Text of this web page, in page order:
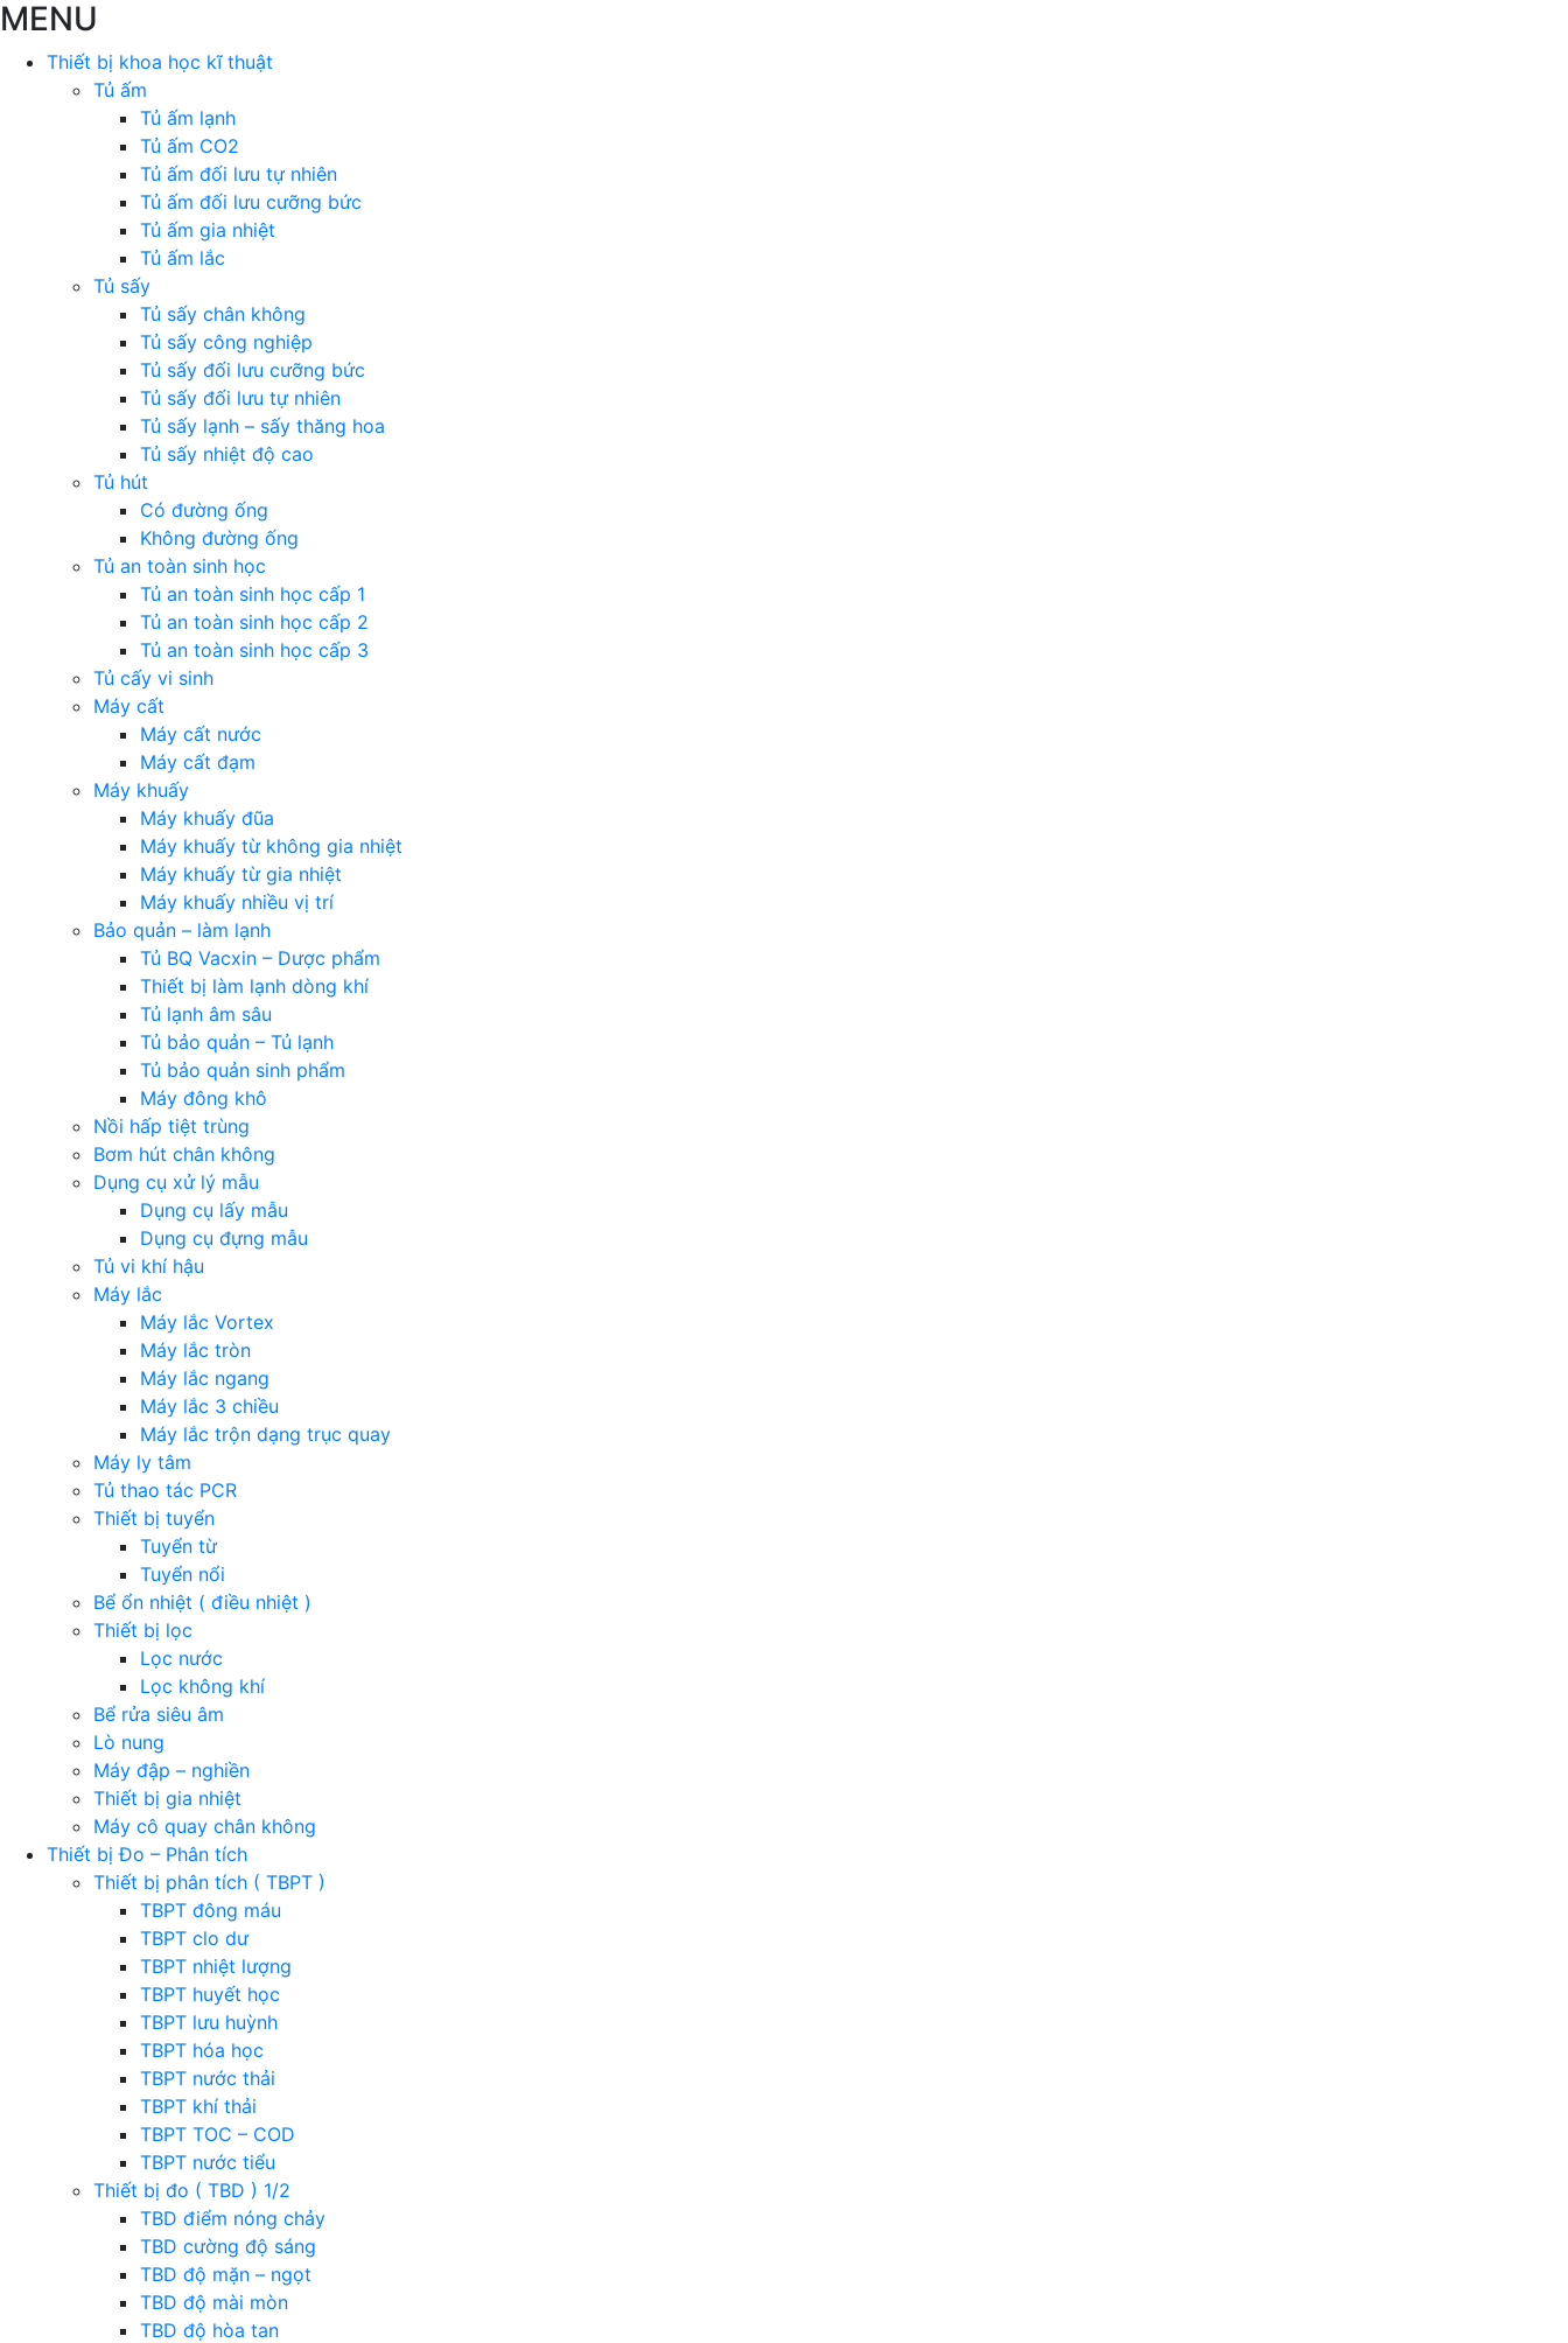
MENU
Thiết bị khoa học kĩ thuật
Tủ ấm
Tủ ấm lạnh
Tủ ấm CO2
Tủ ấm đối lưu tự nhiên
Tủ ấm đối lưu cưỡng bức
Tủ ấm gia nhiệt
Tủ ấm lắc
Tủ sấy
Tủ sấy chân không
Tủ sấy công nghiệp
Tủ sấy đối lưu cưỡng bức
Tủ sấy đối lưu tự nhiên
Tủ sấy lạnh – sấy thăng hoa
Tủ sấy nhiệt độ cao
Tủ hút
Có đường ống
Không đường ống
Tủ an toàn sinh học
Tủ an toàn sinh học cấp 1
Tủ an toàn sinh học cấp 2
Tủ an toàn sinh học cấp 3
Tủ cấy vi sinh
Máy cất
Máy cất nước
Máy cất đạm
Máy khuấy
Máy khuấy đũa
Máy khuấy từ không gia nhiệt
Máy khuấy từ gia nhiệt
Máy khuấy nhiều vị trí
Bảo quản – làm lạnh
Tủ BQ Vacxin – Dược phẩm
Thiết bị làm lạnh dòng khí
Tủ lạnh âm sâu
Tủ bảo quản – Tủ lạnh
Tủ bảo quản sinh phẩm
Máy đông khô
Nồi hấp tiệt trùng
Bơm hút chân không
Dụng cụ xử lý mẫu
Dụng cụ lấy mẫu
Dụng cụ đựng mẫu
Tủ vi khí hậu
Máy lắc
Máy lắc Vortex
Máy lắc tròn
Máy lắc ngang
Máy lắc 3 chiều
Máy lắc trộn dạng trục quay
Máy ly tâm
Tủ thao tác PCR
Thiết bị tuyển
Tuyển từ
Tuyển nổi
Bể ổn nhiệt ( điều nhiệt )
Thiết bị lọc
Lọc nước
Lọc không khí
Bể rửa siêu âm
Lò nung
Máy đập – nghiền
Thiết bị gia nhiệt
Máy cô quay chân không
Thiết bị Đo – Phân tích
Thiết bị phân tích ( TBPT )
TBPT đông máu
TBPT clo dư
TBPT nhiệt lượng
TBPT huyết học
TBPT lưu huỳnh
TBPT hóa học
TBPT nước thải
TBPT khí thải
TBPT TOC – COD
TBPT nước tiểu
Thiết bị đo ( TBD ) 1/2
TBD điểm nóng chảy
TBD cường độ sáng
TBD độ mặn – ngọt
TBD độ mài mòn
TBD độ hòa tan